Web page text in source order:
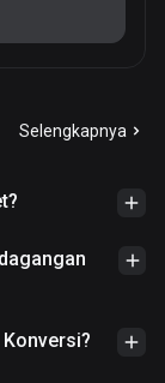
Selengkapnya